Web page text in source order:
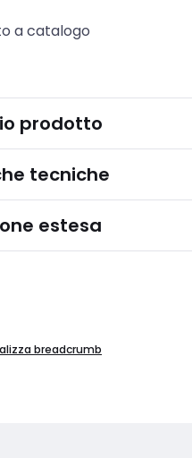
a catalogo
prodotto
tecniche
estesa
breadcrumb